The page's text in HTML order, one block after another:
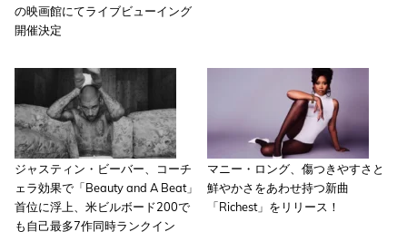
の映画館にてライブビューイング
開催決定
ジャスティン・ビーバー、コーチ
ェラ効果で「Beauty and A Beat」
首位に浮上、米ビルボード200で
も自己最多7作同時ランクイン
マニー・ロング、傷つきやすさと
鮮やかさをあわせ持つ新曲
「Richest」をリリース！